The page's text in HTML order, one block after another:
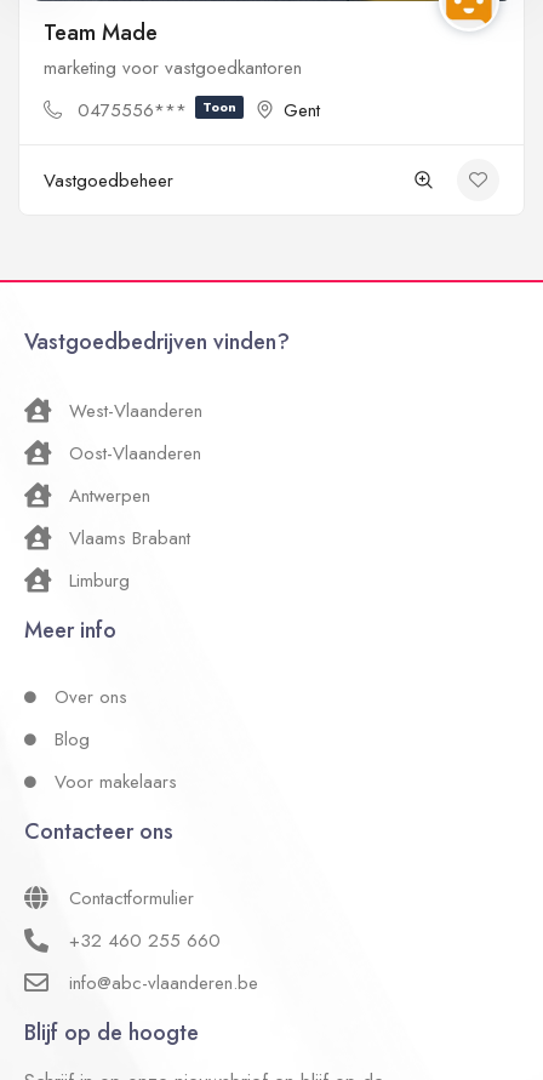
Team Made
marketing voor vastgoedkantoren
0475556***
Toon Gent
Vastgoedbeheer
Vastgoedbedrijven vinden?
West-Vlaanderen
Oost-Vlaanderen
Antwerpen
Vlaams Brabant
Limburg
Meer info
Over ons
Blog
Voor makelaars
Contacteer ons
Contactformulier
+32 460 255 660
info@abc-vlaanderen.be
Blijf op de hoogte